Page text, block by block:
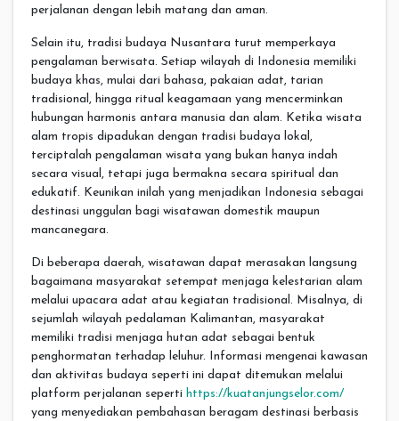
perjalanan dengan lebih matang dan aman.
Selain itu, tradisi budaya Nusantara turut memperkaya
pengalaman berwisata. Setiap wilayah di Indonesia memiliki
budaya khas, mulai dari bahasa, pakaian adat, tarian
tradisional, hingga ritual keagamaan yang mencerminkan
hubungan harmonis antara manusia dan alam. Ketika wisata
alam tropis dipadukan dengan tradisi budaya lokal,
terciptalah pengalaman wisata yang bukan hanya indah
secara visual, tetapi juga bermakna secara spiritual dan
edukatif. Keunikan inilah yang menjadikan Indonesia sebagai
destinasi unggulan bagi wisatawan domestik maupun
mancanegara.
Di beberapa daerah, wisatawan dapat merasakan langsung
bagaimana masyarakat setempat menjaga kelestarian alam
melalui upacara adat atau kegiatan tradisional. Misalnya, di
sejumlah wilayah pedalaman Kalimantan, masyarakat
memiliki tradisi menjaga hutan adat sebagai bentuk
penghormatan terhadap leluhur. Informasi mengenai kawasan
dan aktivitas budaya seperti ini dapat ditemukan melalui
platform perjalanan seperti https://kuatanjungselor.com/
yang menyediakan pembahasan beragam destinasi berbasis